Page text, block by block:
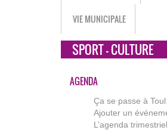
VIE MUNICIPALE
SPORT - CULTURE
AGENDA
Ça se passe à
Ajouter un
L’agenda